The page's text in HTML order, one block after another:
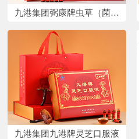
九港集团弼康牌虫草（菌丝
体）养元液
九港集团九港牌灵芝口服液